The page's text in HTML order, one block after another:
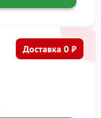
Доставка 0 ₽